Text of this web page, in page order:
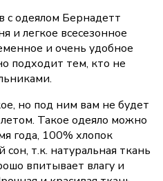
одеялом Бернадетт
и легкое всесезонное
и очень удобное
подходит тем, кто не
но под ним вам не будет
Такое одеяло можно
года, 100% хлопок
т.к. натуральная ткань
впитывает влагу и